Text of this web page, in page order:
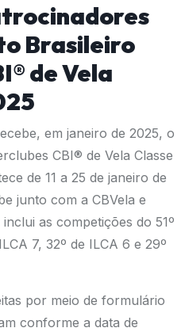
Brasileiro
de Vela
em janeiro de 2025, o
CBI® de Vela Classe
de 11 a 25 de janeiro de
junto com a CBVela e
as competições do 51º
7, 32º de ILCA 6 e 29º
por meio de formulário
conforme a data de